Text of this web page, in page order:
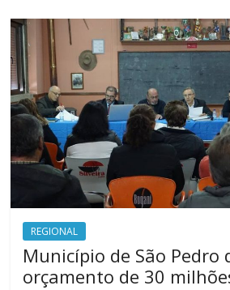
REGIONAL
Município de São Pedro
orçamento de 30